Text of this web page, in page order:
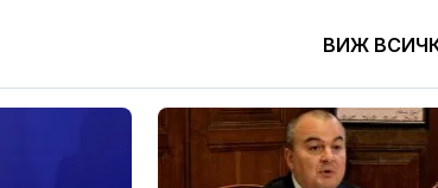
ВИЖ